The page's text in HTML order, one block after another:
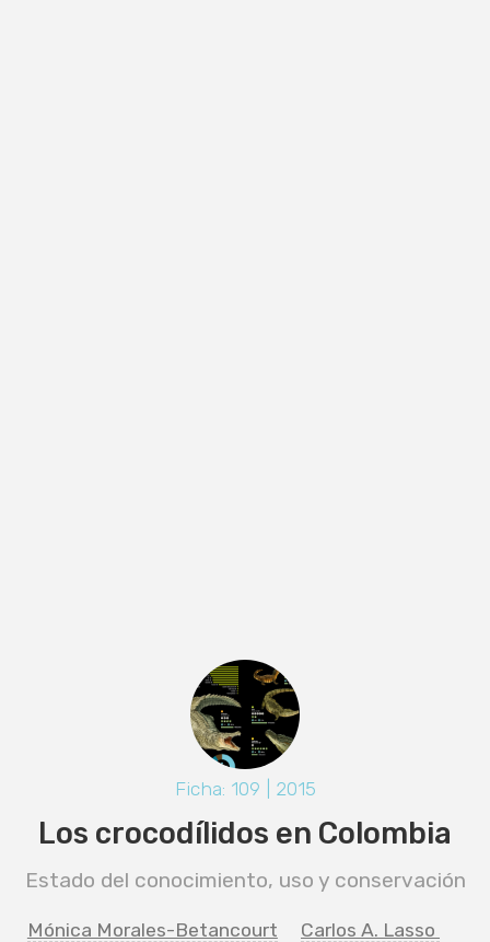
Ficha: 109 | 2015
Los crocodílidos en Colombia
Estado del conocimiento, uso y conservación
Mónica Morales-Betancourt Carlos A. Lasso